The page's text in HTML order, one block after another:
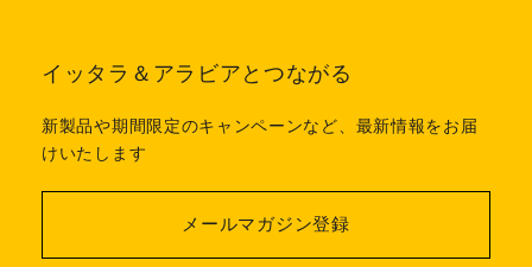
イッタラ＆アラビアとつながる
新製品や期間限定のキャンペーンなど、最新情報をお届
けいたします
メールマガジン登録